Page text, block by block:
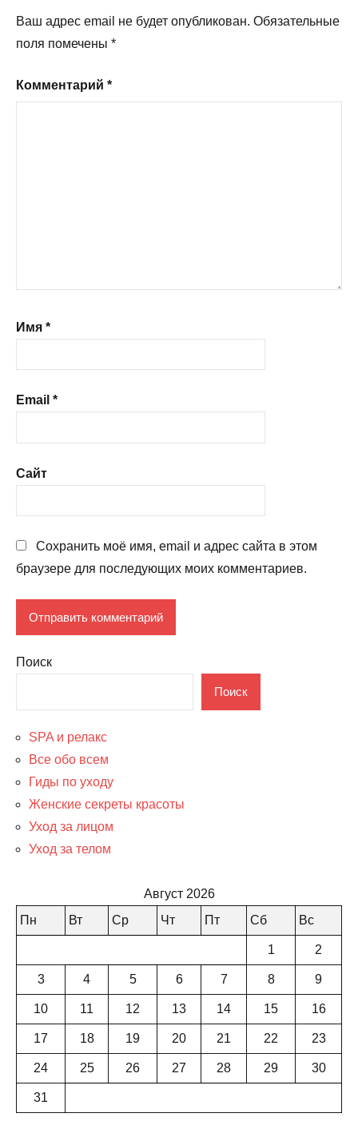
Ваш адрес email не будет опубликован. Обязательные
поля помечены *
Комментарий *
Имя *
Email *
Сайт
Сохранить моё имя, email и адрес сайта в этом
браузере для последующих моих комментариев.
Поиск
Поиск
SPA и релакс
Все обо всем
Гиды по уходу
Женские секреты красоты
Уход за лицом
Уход за телом
Август 2026
Пн
Вт Ср Чт Пт Сб Вс
1 2
3 4 5 6 7 8 9
10 11 12 13 14 15 16
17 18 19 20 21 22 23
24 25 26 27 28 29 30
31